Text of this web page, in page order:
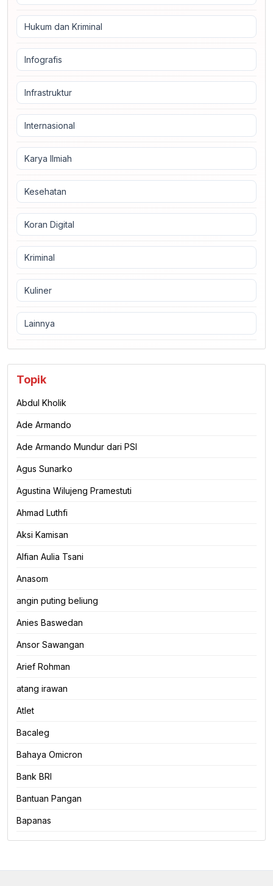
Hukum dan Kriminal
Infografis
Infrastruktur
Internasional
Karya Ilmiah
Kesehatan
Koran Digital
Kriminal
Kuliner
Lainnya
Topik
Abdul Kholik
Ade Armando
Ade Armando Mundur dari PSI
Agus Sunarko
Agustina Wilujeng Pramestuti
Ahmad Luthfi
Aksi Kamisan
Alfian Aulia Tsani
Anasom
angin puting beliung
Anies Baswedan
Ansor Sawangan
Arief Rohman
atang irawan
Atlet
Bacaleg
Bahaya Omicron
Bank BRI
Bantuan Pangan
Bapanas